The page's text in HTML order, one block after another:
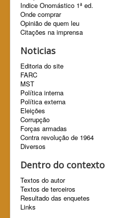
Indice Onomástico 1ª ed.
Onde comprar
Opinião de quem leu
Citações na imprensa
Noticias
Editoria do site
FARC
MST
Política interna
Política externa
Eleições
Corrupção
Forças armadas
Contra revolução de 1964
Diversos
Dentro do contexto
Textos do autor
Textos de terceiros
Resultado das enquetes
Links